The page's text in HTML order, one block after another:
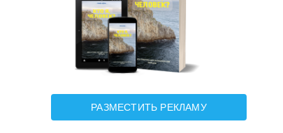
РАЗМЕСТИТЬ РЕКЛАМУ